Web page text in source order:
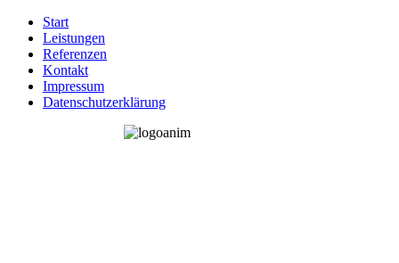
Start
Leistungen
Referenzen
Kontakt
Impressum
Datenschutzerklärung